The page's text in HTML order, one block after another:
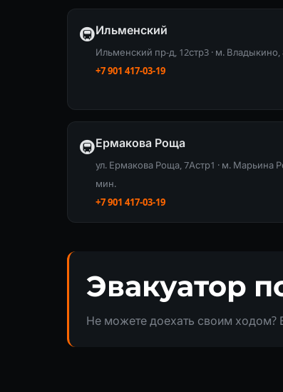
🚇Ильменский
Ильменский пр-д, 12стр3 · м.
+7 901 417-03-19
🚇Ермакова Роща
ул. Ермакова Роща, 7Астр1 · м. Марьина
мин.
+7 901 417-03-19
Эвакуатор
Не можете доехать своим ходом?